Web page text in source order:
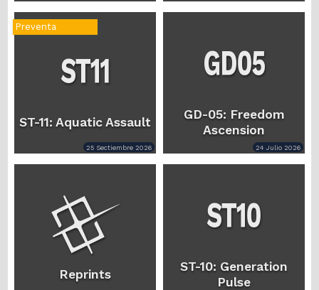
ST-11: Aquatic Assault
Preventa
25 Sectiembre 2026
GD-05: Freedom
Ascension
24 Julio 2026
Reprints
ST-10: Generation
Pulse